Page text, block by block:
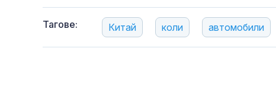
Тагове: Китай коли автомобили